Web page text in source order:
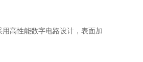
用高性能数字电路设计，表面加